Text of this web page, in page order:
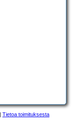
Tietoa toimituksesta